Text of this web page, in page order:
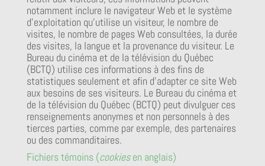
notamment inclure le navigateur Web et le système
d’exploitation qu’utilise un visiteur, le nombre de
visites, le nombre de pages Web consultées, la durée
des visites, la langue et la provenance du visiteur. Le
Bureau du cinéma et de la télévision du Québec
(BCTQ) utilise ces informations à des fins de
statistiques seulement et afin d’adapter ce site Web
aux besoins de ses visiteurs. Le Bureau du cinéma et
de la télévision du Québec (BCTQ) peut divulguer ces
renseignements anonymes et non personnels à des
tierces parties, comme par exemple, des partenaires
ou des commanditaires.
Fichiers témoins (cookiesen anglais)